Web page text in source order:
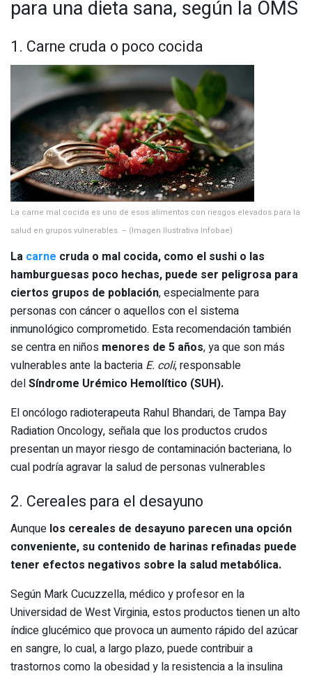
para una dieta sana, según la OMS
1. Carne cruda o poco cocida
La carne mal cocida es uno de esos alimentos con riesgos elevados para la
salud en grupos vulnerables. – (Imagen Ilustrativa Infobae)
La carne cruda o mal cocida, como el sushi o las
hamburguesas poco hechas, puede ser peligrosa para
ciertos grupos de población, especialmente para
personas con cáncer o aquellos con el sistema
inmunológico comprometido. Esta recomendación también
se centra en niños menores de 5 años, ya que son más
vulnerables ante la bacteria E. coli, responsable
delSíndrome Urémico Hemolítico (SUH).
El oncólogo radioterapeuta Rahul Bhandari, de Tampa Bay
Radiation Oncology, señala que los productos crudos
presentan un mayor riesgo de contaminación bacteriana, lo
cual podría agravar la salud de personas vulnerables
2. Cereales para el desayuno
Aunque los cereales de desayuno parecen una opción
conveniente, su contenido de harinas refinadas puede
tener efectos negativos sobre la salud metabólica.
Según Mark Cucuzzella, médico y profesor en la
Universidad de West Virginia, estos productos tienen un alto
índice glucémico que provoca un aumento rápido del azúcar
en sangre, lo cual, a largo plazo, puede contribuir a
trastornos como la obesidad y la resistencia a la insulina